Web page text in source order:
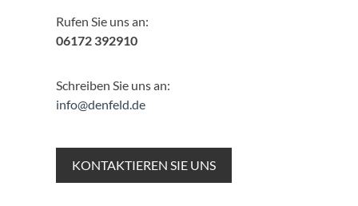
Rufen Sie uns an:
06172 392910
Schreiben Sie uns an:
info@denfeld.de
KONTAKTIEREN SIE UNS